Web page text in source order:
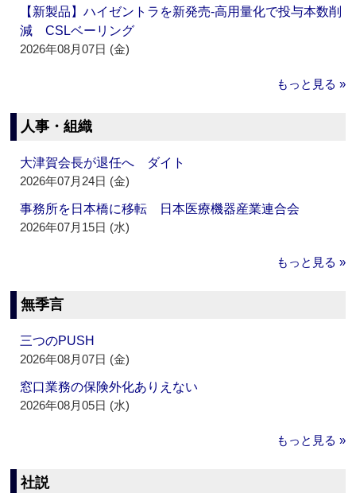
【新製品】ハイゼントラを新発売‐高用量化で投与本数削
減 CSLベーリング
2026年08月07日 (金)
もっと見る »
人事・組織
大津賀会長が退任へ ダイト
2026年07月24日 (金)
事務所を日本橋に移転 日本医療機器産業連合会
2026年07月15日 (水)
もっと見る »
無季言
三つのPUSH
2026年08月07日 (金)
窓口業務の保険外化ありえない
2026年08月05日 (水)
もっと見る »
社説